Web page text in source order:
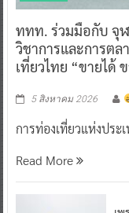
ททท. ร่วมมือกับ จุ
วิชาการและการต
เที่ยวไทย “ขายได้
5 สิงหาคม 2026
การท่องเที่ยวแห่งประ
Read More